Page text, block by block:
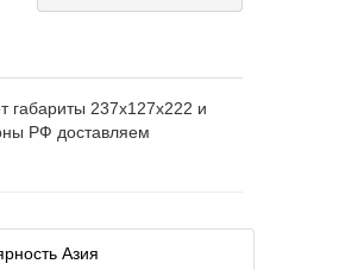
габариты 237х127х222 и
РФ доставляем